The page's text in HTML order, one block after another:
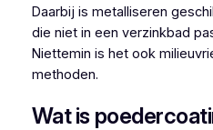
Daarbij is metalliseren
die niet in een verzinkbad
Niettemin is het ook
methoden.
Wat is